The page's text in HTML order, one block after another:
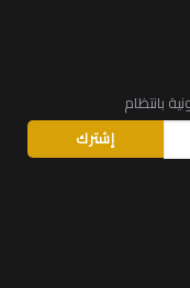
بانتظام